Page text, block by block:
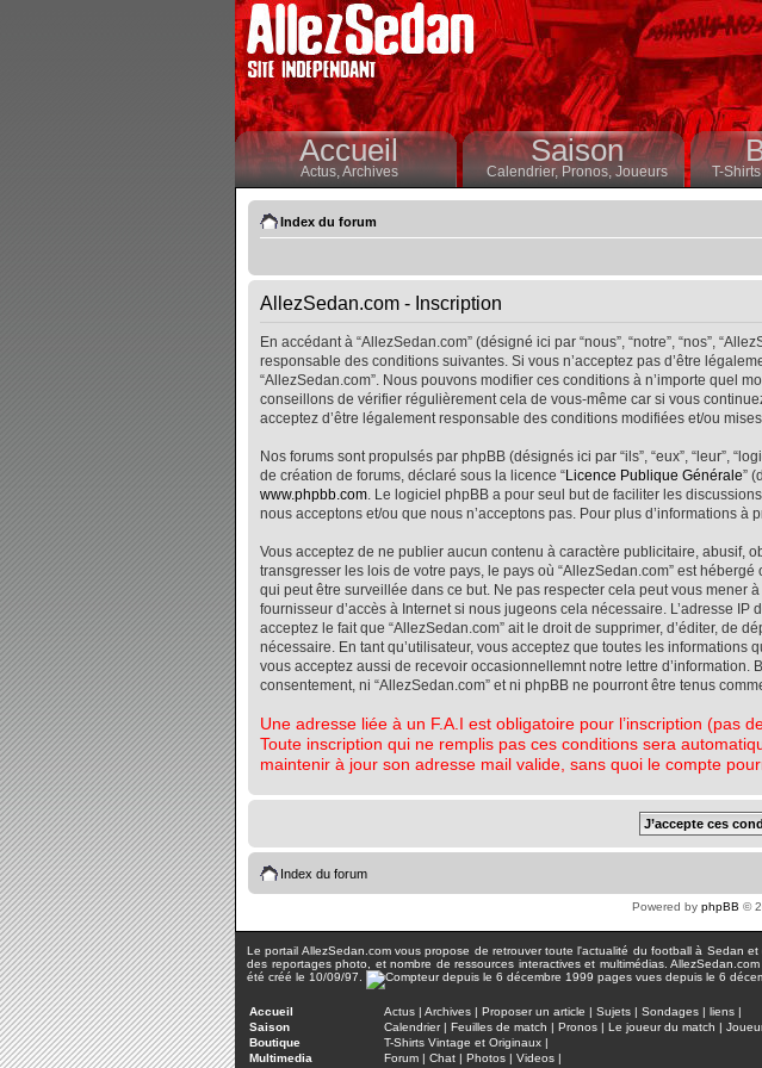
Accueil
Actus,Archives
Saison
Calendrier,Pronos, Joueurs T-
Index du forum
AllezSedan.com - Inscription
En accédant à “AllezSedan.com” (désigné ici par “nous”, “notre”, “nos”,
responsable des conditions suivantes. Si vous n’acceptez pas d’être
“AllezSedan.com”. Nous pouvons modifier ces conditions à n’importe quel
conseillons de vérifier régulièrement cela de vous-même car si vous
acceptez d’être légalement responsable des conditions modifiées et/ou
Nos forums sont propulsés par phpBB (désignés ici par “ils”, “eux”, “leur”,
de création de forums, déclaré sous la licence “Licence Publique Générale”
www.phpbb.com. Le logiciel phpBB a pour seul but de faciliter les
nous acceptons et/ou que nous n’acceptons pas. Pour plus d’informations à
Vous acceptez de ne publier aucun contenu à caractère publicitaire, abusif,
transgresser les lois de votre pays, le pays où “AllezSedan.com” est
qui peut être surveillée dans ce but. Ne pas respecter cela peut vous mener
fournisseur d’accès à Internet si nous jugeons cela nécessaire. L’adresse
acceptez le fait que “AllezSedan.com” ait le droit de supprimer, d’éditer, de
nécessaire. En tant qu’utilisateur, vous acceptez que toutes les
vous acceptez aussi de recevoir occasionnellemnt notre lettre
consentement, ni “AllezSedan.com” et ni phpBB ne pourront être tenus
Une adresse liée à un F.A.I est obligatoire pour l’inscription (pas
Toute inscription qui ne remplis pas ces conditions sera
maintenir à jour son adresse mail valide, sans quoi le compte
Index du forum
Powered by phpBB ©
Le portail AllezSedan.com vous propose de retrouver toute l'actualité du football à Sedan
des reportages photo, et nombre de ressources interactives et multimédias.
été créé le 10/09/97.
pages vues depuis le 6
Accueil Actus | Archives | Proposer un article | Sujets | Sondages | liens |
Saison
Calendrier| Feuilles de match | Pronos | Le joueur du match |
Boutique
T-Shirts Vintage et Originaux |
Multimedia
Forum | Chat | Photos | Videos |